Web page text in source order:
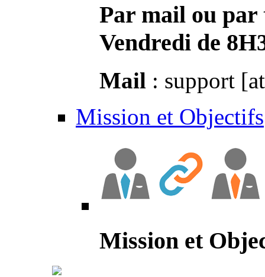
Par mail ou par
Vendredi de
Mail : support
Mission et Objectifs
Mission et